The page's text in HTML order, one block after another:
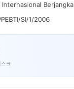
Internasional Berjangka
SI/1/2006
크